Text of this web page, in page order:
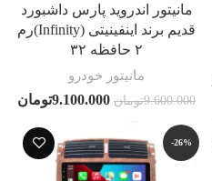
مانیتور اندروید پارس داشبورد
قدیم برند اینفینیتی (Infinity)رم
۲ حافظه ۳۲
مانیتور خودرو
9.600.000تومان 9.100.000تومان
-26%